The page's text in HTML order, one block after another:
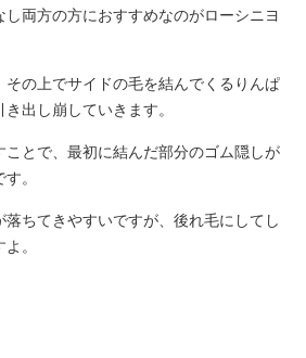
し両方の方におすすめなのがローシニヨ
の上でサイドの毛を結んでくるりんぱ
出し崩していきます。
ことで、最初に結んだ部分のゴム隠しが
。
ちてきやすいですが、後れ毛にしてし
。